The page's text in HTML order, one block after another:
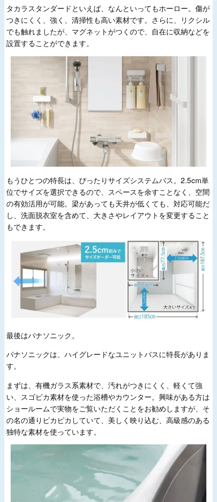
タカラスタンダードといえば、なんといってもホーロー。傷が
つきにくく、強く、清掃性も高い素材です。さらに、リクシル
でも触れましたが、マグネットがつくので、自在に収納などを
設置することができます。
もうひとつの特長は、ぴったりサイズシステムバス。2.5cm単
位でサイズを選択できるので、スペースを余すことなく、空間
の有効活用が可能。梁があっても天井が低くても、対応可能だ
し、洗面脱衣室を含めて、大きさやレイアウトを変更すること
もできます。
最後はパナソニック。
パナソニックは、ハイグレードなユニットバスに特長がありま
す。
まずは、有機ガラス系素材で、汚れがつきにくく、軽くて強
い、スゴピカ素材を使った浴槽やカウンター。興味がある方は
ショールームで実物をご覧いただくことをお勧めしますが、そ
の名の通りピカピカしていて、美しく映り込む、高級感のある
独特な素材を使っています。